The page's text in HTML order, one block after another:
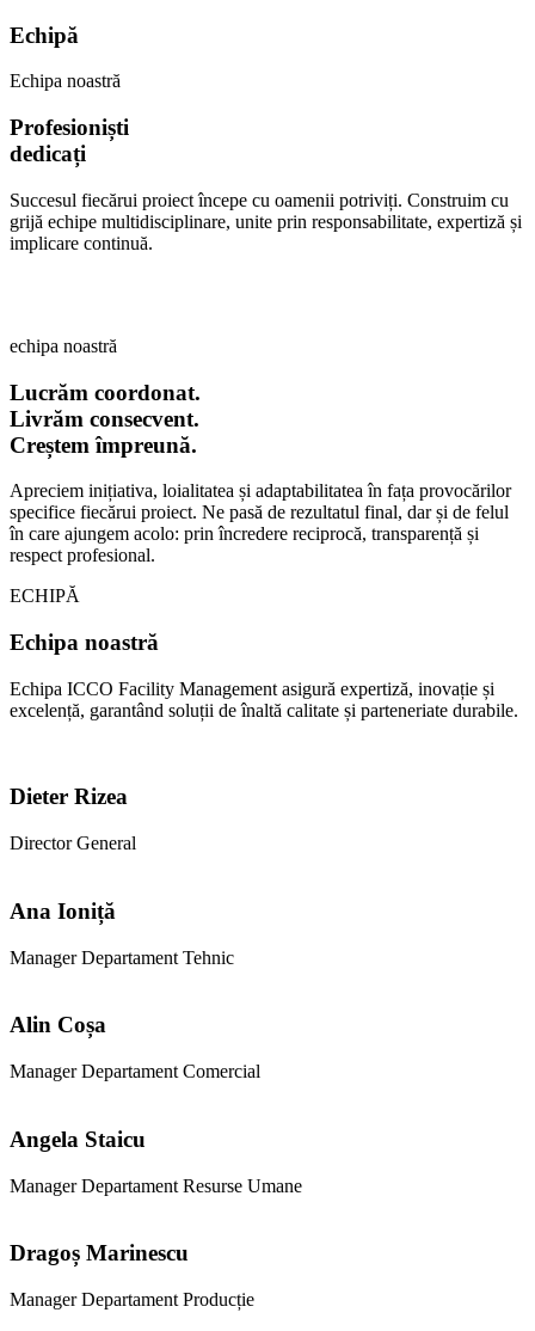
Echipă
Echipa noastră
Profesioniști
dedicați
Succesul fiecărui proiect începe cu oamenii potriviți. Construim cu
grijă echipe multidisciplinare, unite prin responsabilitate, expertiză și
implicare continuă.
echipa noastră
Lucrăm coordonat.
Livrăm consecvent.
Creștem împreună.
Apreciem inițiativa, loialitatea și adaptabilitatea în fața provocărilor
specifice fiecărui proiect. Ne pasă de rezultatul final, dar și de felul
în care ajungem acolo: prin încredere reciprocă, transparență și
respect profesional.
ECHIPĂ
Echipa noastră
Echipa ICCO Facility Management asigură expertiză, inovație și
excelență, garantând soluții de înaltă calitate și parteneriate durabile.
Dieter Rizea
Director General
Ana Ioniță
Manager Departament Tehnic
Alin Coșa
Manager Departament Comercial
Angela Staicu
Manager Departament Resurse Umane
Dragoș Marinescu
Manager Departament Producție